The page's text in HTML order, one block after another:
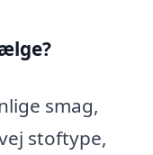
smag,
stoftype,